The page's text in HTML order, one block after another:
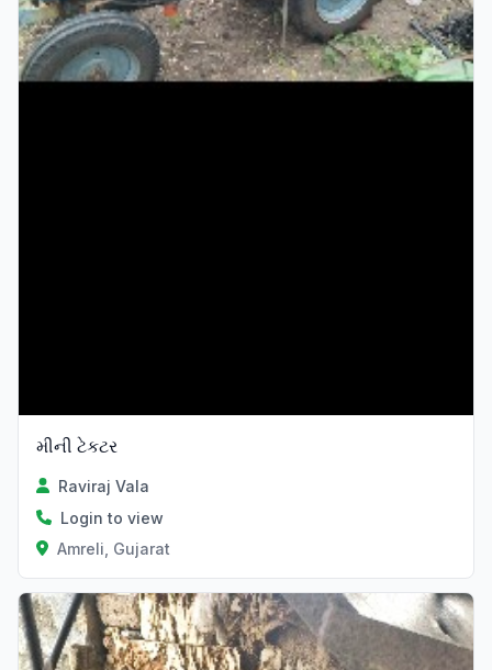
મીની ટેકટર
Raviraj Vala
Login to view
Amreli, Gujarat